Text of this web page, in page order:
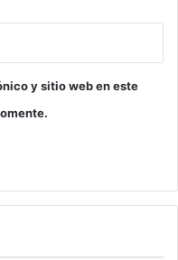
y sitio web en este